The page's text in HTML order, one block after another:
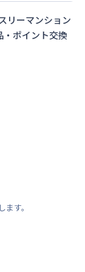
リーマンション
ポイント交換
す。